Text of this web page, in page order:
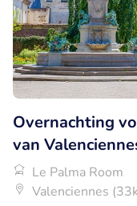
Overnachting
van
Le Palma Room
Valenciennes